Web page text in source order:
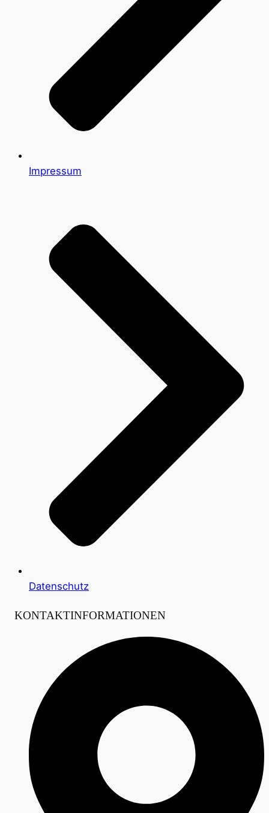
Impressum
Datenschutz
KONTAKTINFORMATIONEN